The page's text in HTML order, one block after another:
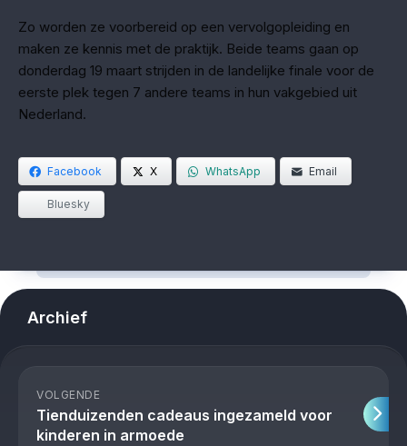
Zo worden ze voorbereid op een vervolgopleiding en
maken ze kennis met de praktijk. Beide teams gaan op
donderdag 19 maart strijden in de landelijke finale voor de
eerste plek tegen 7 andere teams in hun vakgebied uit
Nederland.
Facebook X WhatsApp Email
Bluesky
Archief
VOLGENDE
Tienduizenden cadeaus ingezameld voor
kinderen in armoede